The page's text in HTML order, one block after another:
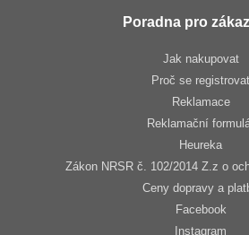
Poradna pro
Jak nakupovat
Proč se registrovat
Reklamace
Reklamační
Heureka
Zákon NRSR č. 102/2014 Z.z o
Ceny dopravy a
Facebook
Instagram